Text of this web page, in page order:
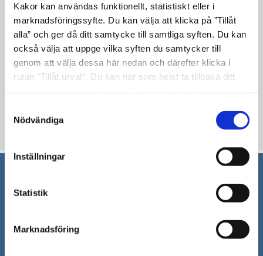
Kakor kan användas funktionellt, statistiskt eller i
marknadsföringssyfte. Du kan välja att klicka på ”Tillåt
alla” och ger då ditt samtycke till samtliga syften. Du kan
också välja att uppge vilka syften du samtycker till
genom att välja dessa här nedan och därefter klicka i
rutan ”Tillåt urval”. Du kan när som helst ta tillbaka ditt
"Visa detaljer" kan du läsa om hur kakorna används och
hur vi och våra leverantörer inhämtar och behandlar
Nödvändiga
Inställningar
Statistik
Marknadsföring
är Mats Carlström.
Mer information Anders Lago,
kommunalråd (s), tel 0708-518 461
Södertälje kommun
Besöksadress: Nyköpingsvägen 26